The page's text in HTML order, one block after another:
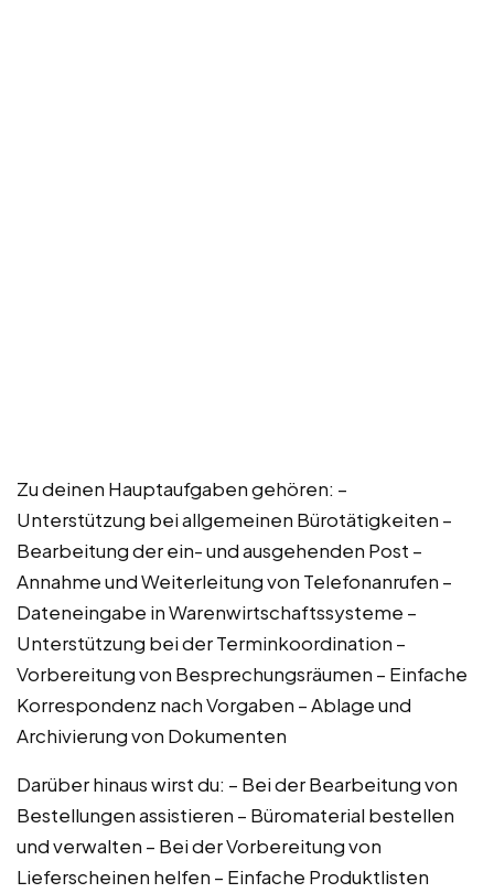
Zu deinen Hauptaufgaben gehören: –
Unterstützung bei allgemeinen Bürotätigkeiten –
Bearbeitung der ein- und ausgehenden Post –
Annahme und Weiterleitung von Telefonanrufen –
Dateneingabe in Warenwirtschaftssysteme –
Unterstützung bei der Terminkoordination –
Vorbereitung von Besprechungsräumen – Einfache
Korrespondenz nach Vorgaben – Ablage und
Archivierung von Dokumenten
Darüber hinaus wirst du: – Bei der Bearbeitung von
Bestellungen assistieren – Büromaterial bestellen
und verwalten – Bei der Vorbereitung von
Lieferscheinen helfen – Einfache Produktlisten